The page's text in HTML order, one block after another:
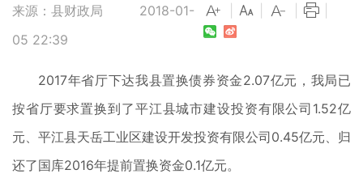
来源：县财政局
2018-01-
05 22:39
2017年省厅下达我县置换债券资金2.07亿元，我局已
按省厅要求置换到了平江县城市建设投资有限公司1.52亿
元、平江县天岳工业区建设开发投资有限公司0.45亿元、归
还了国库2016年提前置换资金0.1亿元。